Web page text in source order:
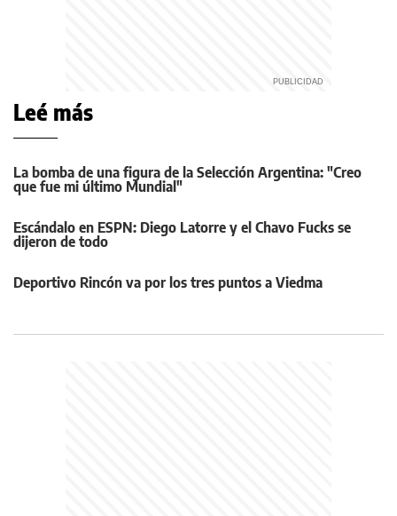
Leé más
La bomba de una figura de la Selección Argentina: "Creo
que fue mi último Mundial"
Escándalo en ESPN: Diego Latorre y el Chavo Fucks se
dijeron de todo
Deportivo Rincón va por los tres puntos a Viedma